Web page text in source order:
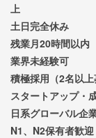
上
土日完全休み
残業月20時間以内
業界未経験可
積極採用（2名以上
スタートアップ・
日系グローバル企
N1、N2保有者歓迎